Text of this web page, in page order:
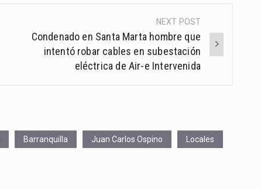
NEXT POST
Condenado en Santa Marta hombre que
intentó robar cables en subestación
eléctrica de Air-e Intervenida
Barranquilla Juan Carlos Ospino Locales